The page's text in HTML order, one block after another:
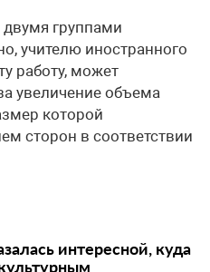
двумя группами
учителю иностранного
работу, может
увеличение объема
которой
сторон в соответствии
интересной, куда